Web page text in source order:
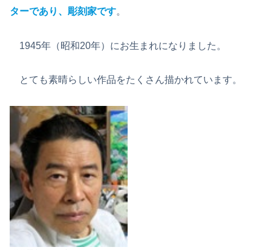
ターであり、彫刻家です。
1945年（昭和20年）にお生まれになりました。
とても素晴らしい作品をたくさん描かれています。